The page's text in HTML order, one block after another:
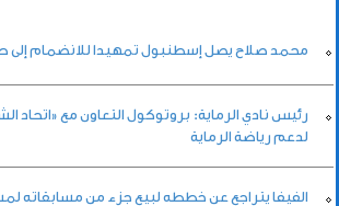
محمد صلاح يصل إسطنبول تمهيدا للانضمام إلى
رئيس نادي الرماية: بروتوكول التعاون مع
لدعم رياضة الرماية
الفيفا يتراجع عن خططه لبيع جزء من مسابقاته